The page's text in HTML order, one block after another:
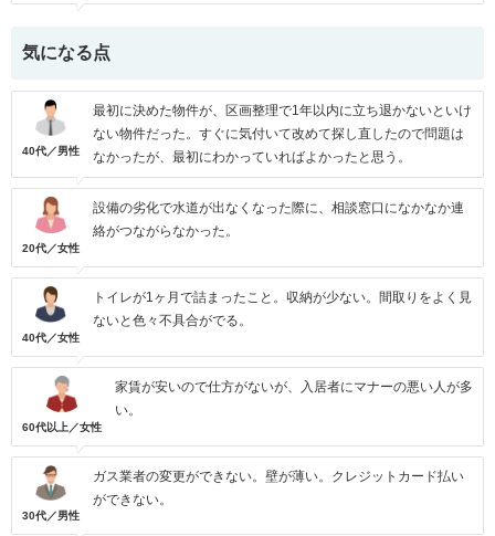
気になる点
40代／男性
最初に決めた物件が、区画整理で1年以内に立ち退かないといけ
ない物件だった。すぐに気付いて改めて探し直したので問題は
なかったが、最初にわかっていればよかったと思う。
20代／女性
設備の劣化で水道が出なくなった際に、相談窓口になかなか連
絡がつながらなかった。
40代／女性
トイレが1ヶ月で詰まったこと。収納が少ない。間取りをよく見
ないと色々不具合がでる。
60代以上／女性
家賃が安いので仕方がないが、入居者にマナーの悪い人が多
い。
30代／男性
ガス業者の変更ができない。壁が薄い。クレジットカード払い
ができない。